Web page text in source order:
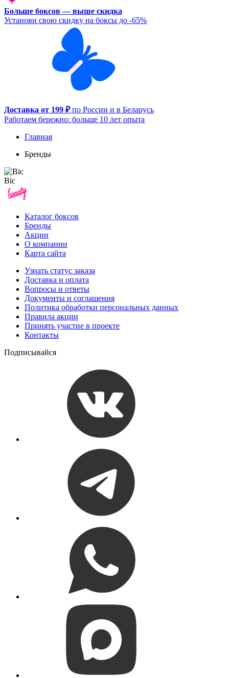
Больше боксов — выше скидка
Установи свою скидку на боксы до -65%
Доставка от 199 ₽по России и в Беларусь
Работаем бережно: больше 10 лет опыта
Главная
Бренды
Bic
Каталог боксов
Бренды
Акции
О компании
Карта сайта
Узнать статус заказа
Доставка и оплата
Вопросы и ответы
Документы и соглашения
Политика обработки персональных данных
Правила акции
Принять участие в проекте
Контакты
Подписывайся